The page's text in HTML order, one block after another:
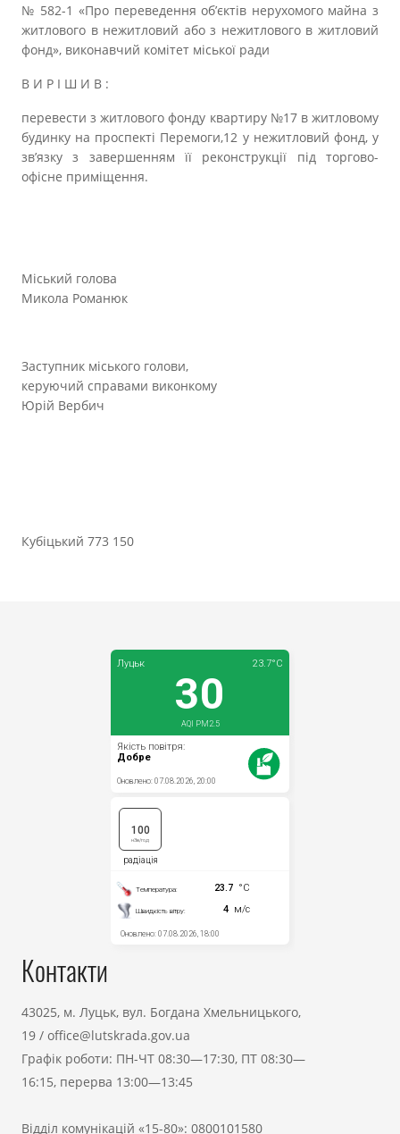
№ 582-1 «Про переведення об’єктів нерухомого майна з
житлового в нежитловий або з нежитлового в житловий
фонд», виконавчий комітет міської ради
В И Р І Ш И В :
перевести з житлового фонду квартиру №17 в житловому
будинку на проспекті Перемоги,12 у нежитловий фонд, у
зв’язку з завершенням її реконструкції під торгово-
офісне приміщення.
Міський голова
Микола Романюк
Заступник міського голови,
керуючий справами виконкому
Юрій Вербич
Кубіцький 773 150
Контакти
43025, м. Луцьк, вул. Богдана Хмельницького,
19 / office@lutskrada.gov.ua
Графік роботи: ПН-ЧТ 08:30—17:30, ПТ 08:30—
16:15, перерва 13:00—13:45
Відділ комунікацій «15-80»: 0800101580